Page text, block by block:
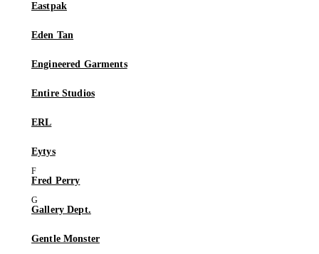
Eastpak
Eden Tan
Engineered Garments
Entire Studios
ERL
Eytys
Fred Perry
Gallery Dept.
Gentle Monster